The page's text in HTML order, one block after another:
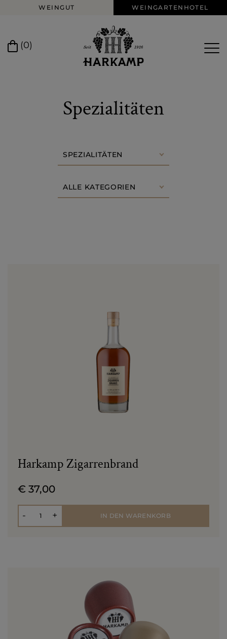
WEINGUT WEINGARTENHOTEL
(0)
Spezialitäten
Harkamp Zigarrenbrand
€ 37,00
-
Anzahl + IN DEN WARENKORB